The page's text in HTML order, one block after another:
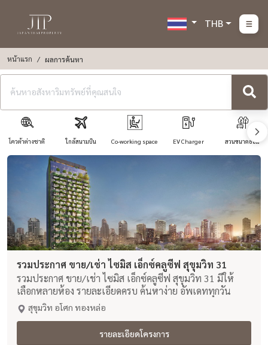
THB
หน้าแรก ผลการค้นหา
โควต้าต่างชาติ ใกล้สนามบิน Co-working space EV Charger สวนขนาดย่อม
รวมประกาศ ขาย/เช่า ไซมิส เอ็กซ์คลูซีฟ สุขุมวิท 31
รวมประกาศ ขาย/เช่า ไซมิส เอ็กซ์คลูซีฟ สุขุมวิท 31 มีให้
เลือกหลายห้อง รายละเอียดครบ ค้นหาง่าย อัพเดททุกวัน
สุขุมวิท อโศก ทองหล่อ
รายละเอียดโครงการ